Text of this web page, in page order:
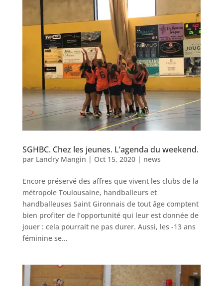
SGHBC. Chez les jeunes. L’agenda du weekend.
par Landry Mangin | Oct 15, 2020| news
Encore préservé des affres que vivent les clubs de la
métropole Toulousaine, handballeurs et
handballeuses Saint Gironnais de tout âge comptent
bien profiter de l’opportunité qui leur est donnée de
jouer : cela pourrait ne pas durer. Aussi, les -13 ans
féminine se...